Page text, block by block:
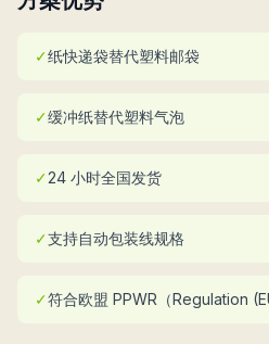
✓纸快递袋替代塑料邮袋
✓缓冲纸替代塑料气泡
✓24 小时全国发货
✓支持自动包装线规格
✓符合欧盟 PPWR（Regulation